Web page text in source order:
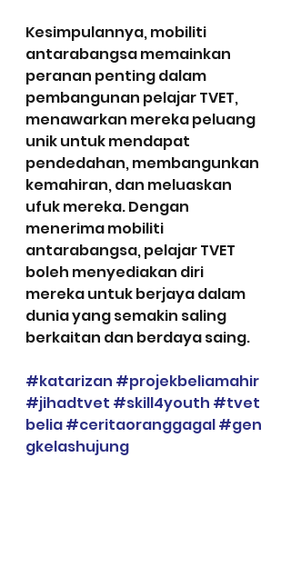
Kesimpulannya, mobiliti
antarabangsa memainkan
peranan penting dalam
pembangunan pelajar TVET,
menawarkan mereka peluang
unik untuk mendapat
pendedahan, membangunkan
kemahiran, dan meluaskan
ufuk mereka. Dengan
menerima mobiliti
antarabangsa, pelajar TVET
boleh menyediakan diri
mereka untuk berjaya dalam
dunia yang semakin saling
berkaitan dan berdaya saing.
#katarizan #projekbeliamahir
#jihadtvet #skill4youth #tvet
belia#ceritaoranggagal#gen
gkelashujung